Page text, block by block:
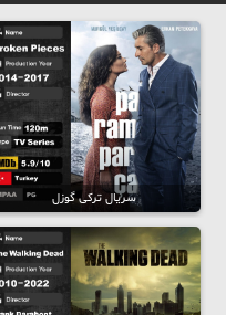
سریال ترکی گوزل